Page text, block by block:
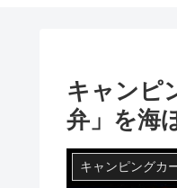
キャンピ
弁」を海
キャンピングカ